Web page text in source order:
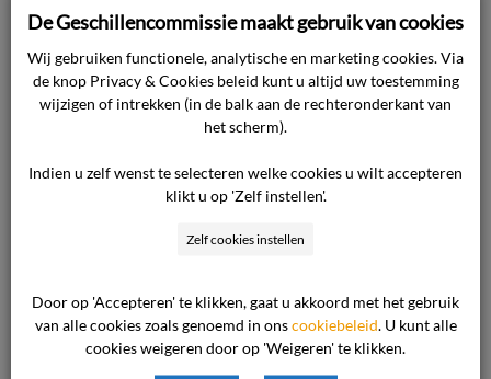
neer.
De consument heeft de voorgeschreven
klachtenprocedure niet gevolgd, waardoor
Reizigersvoorwaarden het recht op een
schadevergoeding is komen te vervallen.
informatie, waaronder de verklaringen van de
reisleider en de evaluaties van andere
deelnemers, niet worden vastgesteld dat
De Geschillencommissie maakt gebruik van cookies
Wij gebruiken functionele, analytische en marketing cookies. Via
de knop Privacy & Cookies beleid kunt u altijd uw toestemming
wijzigen of intrekken (in de balk aan de rechteronderkant van
het scherm).
Indien u zelf wenst te selecteren welke cookies u wilt accepteren
klikt u op 'Zelf instellen'.
Zelf cookies instellen
Door op 'Accepteren' te klikken, gaat u akkoord met het gebruik
van alle cookies zoals genoemd in onscookiebeleid . U kunt alle
cookies weigeren door op 'Weigeren' te klikken.